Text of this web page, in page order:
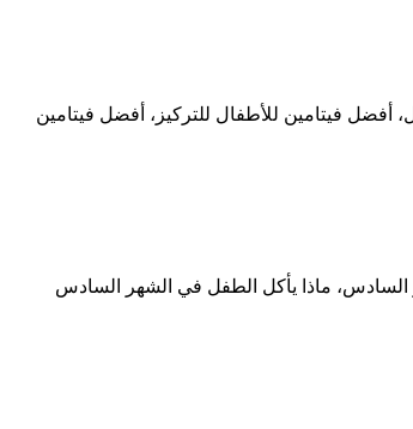
أفضل فيتامين للأطفال للتركيز، أفضل فيتامين
ماذا يأكل الطفل في الشهر السادس